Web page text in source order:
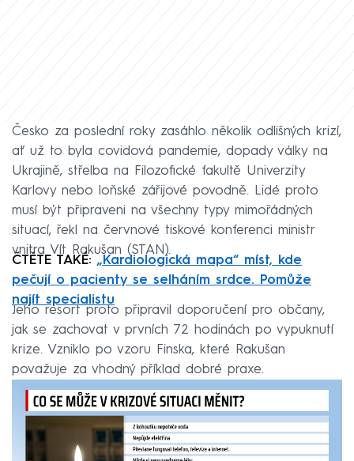
Česko za poslední roky zasáhlo několik odlišných krizí,
ať už to byla covidová pandemie, dopady války na
Ukrajině, střelba na Filozofické fakultě Univerzity
Karlovy nebo loňské zářijové povodně. Lidé proto
musí být připraveni na všechny typy mimořádných
situací, řekl na červnové tiskové konferenci ministr
vnitra Vít Rakušan (STAN).
ČTĚTE TAKÉ: „Kardiologická mapa“ míst, kde
pečují o pacienty se selháním srdce. Pomůže
najít specialistu
Jeho resort proto připravil doporučení pro občany,
jak se zachovat v prvních 72 hodinách po vypuknutí
krize. Vzniklo po vzoru Finska, které Rakušan
považuje za vhodný příklad dobré praxe.